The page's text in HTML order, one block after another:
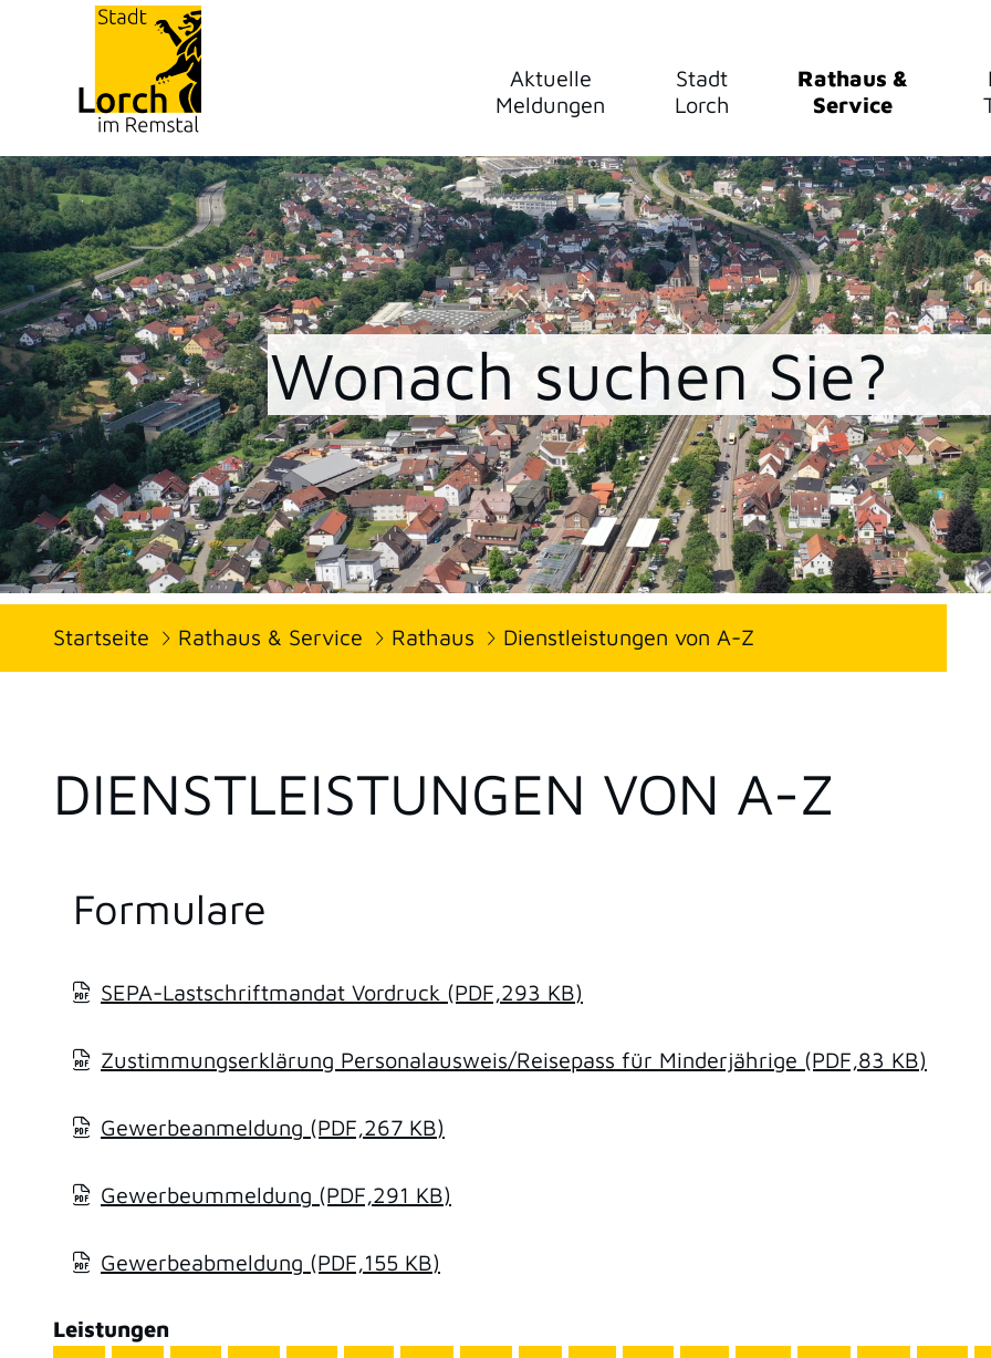
Aktuelle
Meldungen
Stadt
Lorch
Rathaus &
Service
Startseite Rathaus & Service Rathaus Dienstleistungen von A-Z
DIENSTLEISTUNGEN VON A-Z
Formulare
SEPA-Lastschriftmandat Vordruck (PDF,293 KB)
Zustimmungserklärung Personalausweis/Reisepass für Minderjährige (PDF,83 KB)
Gewerbeanmeldung (PDF,267 KB)
Gewerbeummeldung (PDF,291 KB)
Gewerbeabmeldung (PDF,155 KB)
Leistungen